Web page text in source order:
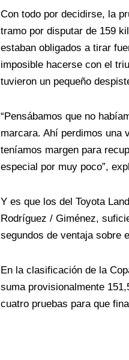
Con todo por decidirse, la
tramo por disputar de 159
estaban obligados a tirar
imposible hacerse con el
tuvieron un pequeño
“Pensábamos que no
marcara. Ahí perdimos una
teníamos margen para
especial por muy poco”,
Y es que los del Toyota
Rodríguez / Giménez,
segundos de ventaja sobre
En la clasificación de la
suma provisionalmente
cuatro pruebas para que